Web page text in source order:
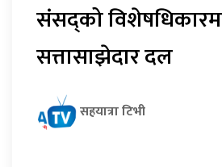
संसद्को
सत्तासाझेदार दल
सहयात्रा टिभी